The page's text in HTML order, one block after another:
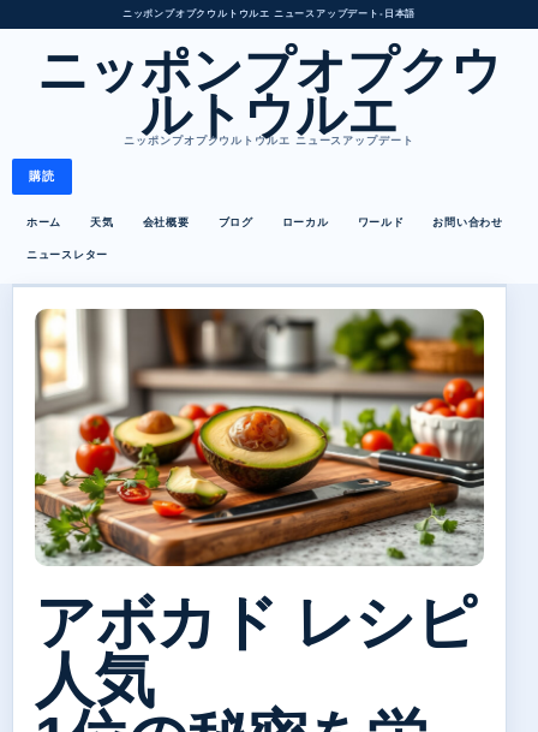
ニッポンプオプクウルトウルエ ニュースアップデート • 日本語
ニッポンプオプクウ
ルトウルエ
ニッポンプオプクウルトウルエ ニュースアップデート
購読
ホーム 天気 会社概要 ブログ ローカル ワールド お問い合わせ
ニュースレター
アボカド レシピ
人気